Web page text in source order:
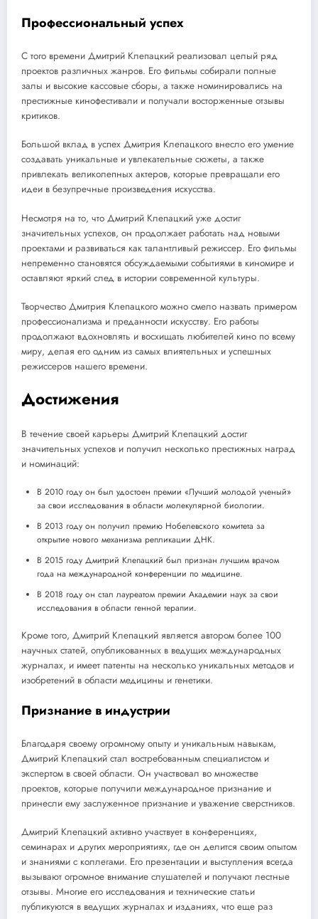
Профессиональный успех
С того времени Дмитрий Клепацкий реализовал целый ряд
проектов различных жанров. Его фильмы собирали полные
залы и высокие кассовые сборы, а также номинировались на
престижные кинофестивали и получали восторженные отзывы
критиков.
Большой вклад в успех Дмитрия Клепацкого внесло его умение
создавать уникальные и увлекательные сюжеты, а также
привлекать великолепных актеров, которые превращали его
идеи в безупречные произведения искусства.
Несмотря на то, что Дмитрий Клепацкий уже достиг
значительных успехов, он продолжает работать над новыми
проектами и развиваться как талантливый режиссер. Его фильмы
непременно становятся обсуждаемыми событиями в киномире и
оставляют яркий след в истории современной культуры.
Творчество Дмитрия Клепацкого можно смело назвать примером
профессионализма и преданности искусству. Его работы
продолжают вдохновлять и восхищать любителей кино по всему
миру, делая его одним из самых влиятельных и успешных
режиссеров нашего времени.
Достижения
В течение своей карьеры Дмитрий Клепацкий достиг
значительных успехов и получил несколько престижных наград
и номинаций:
В 2010 году он был удостоен премии «Лучший молодой ученый»
за свои исследования в области молекулярной биологии.
В 2013 году он получил премию Нобелевского комитета за
открытие нового механизма репликации ДНК.
В 2015 году Дмитрий Клепацкий был признан лучшим врачом
года на международной конференции по медицине.
В 2018 году он стал лауреатом премии Академии наук за свои
исследования в области генной терапии.
Кроме того, Дмитрий Клепацкий является автором более 100
научных статей, опубликованных в ведущих международных
журналах, и имеет патенты на несколько уникальных методов и
изобретений в области медицины и генетики.
Признание в индустрии
Благодаря своему огромному опыту и уникальным навыкам,
Дмитрий Клепацкий стал востребованным специалистом и
экспертом в своей области. Он участвовал во множестве
проектов, которые получили международное признание и
принесли ему заслуженное признание и уважение сверстников.
Дмитрий Клепацкий активно участвует в конференциях,
семинарах и других мероприятиях, где он делится своим опытом
и знаниями с коллегами. Его презентации и выступления всегда
вызывают огромное внимание слушателей и получают лестные
отзывы. Многие его исследования и технические статьи
публикуются в ведущих журналах и изданиях, что еще раз